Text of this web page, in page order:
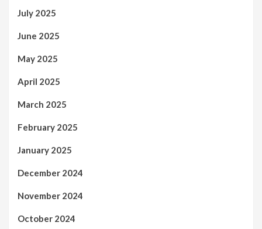
July 2025
June 2025
May 2025
April 2025
March 2025
February 2025
January 2025
December 2024
November 2024
October 2024